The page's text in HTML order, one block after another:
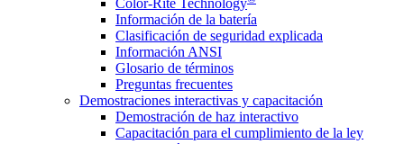
Color-Rite Technology
Información de la batería
Clasificación de seguridad explicada
Información ANSI
Glosario de términos
Preguntas frecuentes
Demostraciones interactivas y capacitación
Demostración de haz interactivo
Capacitación para el cumplimiento de la ley